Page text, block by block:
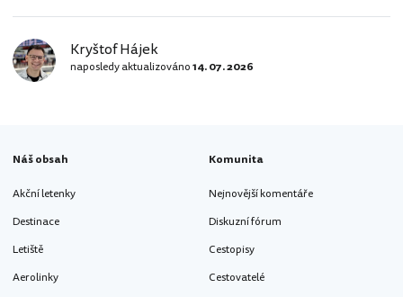
Kryštof Hájek
naposledy aktualizováno14. 07. 2026
Náš obsah
Akční letenky
Destinace
Letiště
Aerolinky
Komunita
Nejnovější komentáře
Diskuzní fórum
Cestopisy
Cestovatelé